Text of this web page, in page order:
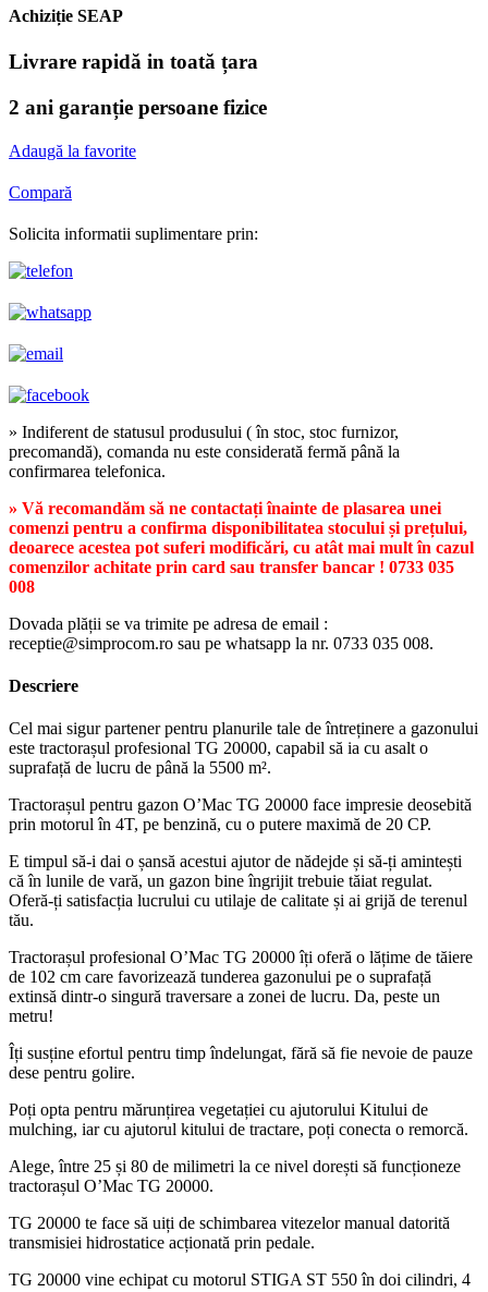
Achiziție SEAP
Livrare rapidă in toată țara
2 ani garanție persoane fizice
Adaugă la favorite
Compară
Solicita informatii suplimentare prin:
» Indiferent de statusul produsului ( în stoc, stoc furnizor,
precomandă), comanda nu este considerată fermă până la
confirmarea telefonica.
» Vă recomandăm să ne contactați înainte de plasarea unei
comenzi pentru a confirma disponibilitatea stocului și prețului,
deoarece acestea pot suferi modificări, cu atât mai mult în cazul
comenzilor achitate prin card sau transfer bancar ! 0733 035
008
Dovada plății se va trimite pe adresa de email :
receptie@simprocom.ro sau pe whatsapp la nr. 0733 035 008.
Descriere
Cel mai sigur partener pentru planurile tale de întreținere a gazonului
este tractorașul profesional TG 20000, capabil să ia cu asalt o
suprafață de lucru de până la 5500 m².
Tractorașul pentru gazon O’Mac TG 20000 face impresie deosebită
prin motorul în 4T, pe benzină, cu o putere maximă de 20 CP.
E timpul să-i dai o șansă acestui ajutor de nădejde și să-ți amintești
că în lunile de vară, un gazon bine îngrijit trebuie tăiat regulat.
Oferă-ți satisfacția lucrului cu utilaje de calitate și ai grijă de terenul
tău.
Tractorașul profesional O’Mac TG 20000 îți oferă o lățime de tăiere
de 102 cm care favorizează tunderea gazonului pe o suprafață
extinsă dintr-o singură traversare a zonei de lucru. Da, peste un
metru!
Îți susține efortul pentru timp îndelungat, fără să fie nevoie de pauze
dese pentru golire.
Poți opta pentru mărunțirea vegetației cu ajutorului Kitului de
mulching, iar cu ajutorul kitului de tractare, poți conecta o remorcă.
Alege, între 25 și 80 de milimetri la ce nivel dorești să funcționeze
tractorașul O’Mac TG 20000.
TG 20000 te face să uiți de schimbarea vitezelor manual datorită
transmisiei hidrostatice acționată prin pedale.
TG 20000 vine echipat cu motorul STIGA ST 550 în doi cilindri, 4